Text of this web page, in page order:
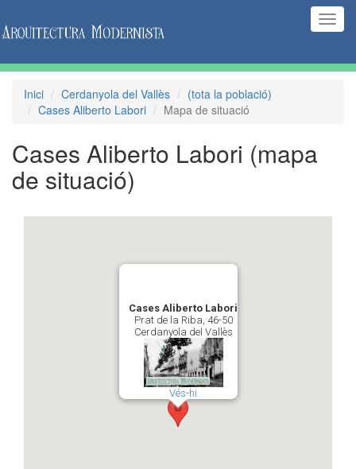
Inici Cerdanyola del Vallès
(tota la població)
Cases Aliberto Labori
Mapa de situació
Cases Aliberto Labori (mapa
de situació)
Cases Aliberto Labori
Prat de la Riba, 46-50
Cerdanyola del Vallès
Vés-hi